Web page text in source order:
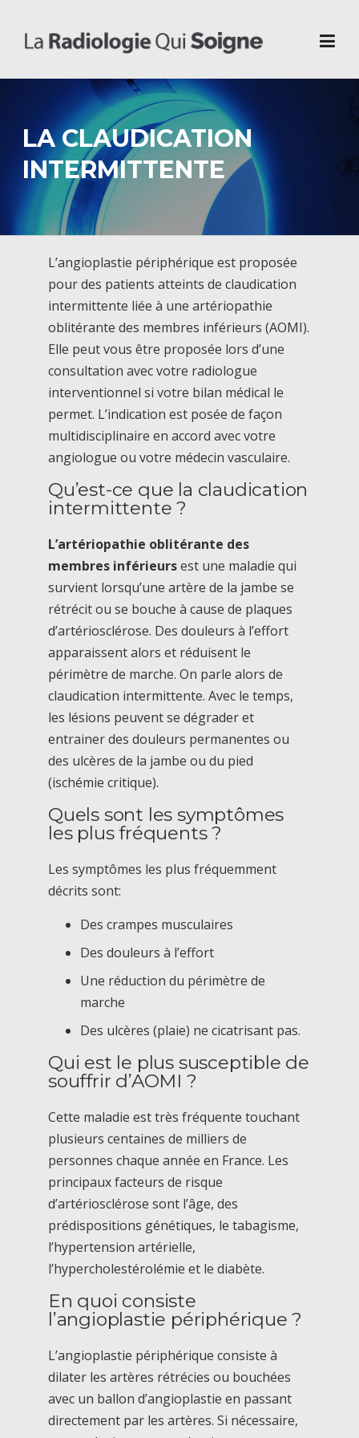
content
LA CLAUDICATION
INTERMITTENTE
L’angioplastie périphérique est proposée
pour des patients atteints de claudication
intermittente liée à une artériopathie
oblitérante des membres inférieurs (AOMI).
Elle peut vous être proposée lors d’une
consultation avec votre radiologue
interventionnel si votre bilan médical le
permet. L’indication est posée de façon
multidisciplinaire en accord avec votre
angiologue ou votre médecin vasculaire.
Qu’est-ce que la claudication
intermittente ?
L’artériopathie oblitérante des
membres inférieursest une maladie qui
survient lorsqu’une artère de la jambe se
rétrécit ou se bouche à cause de plaques
d’artériosclérose. Des douleurs à l’effort
apparaissent alors et réduisent le
périmètre de marche. On parle alors de
claudication intermittente. Avec le temps,
les lésions peuvent se dégrader et
entrainer des douleurs permanentes ou
des ulcères de la jambe ou du pied
(ischémie critique).
Quels sont les symptômes
les plus fréquents ?
Les symptômes les plus fréquemment
décrits sont:
Des crampes musculaires
Des douleurs à l’effort
Une réduction du périmètre de
marche
Des ulcères (plaie) ne cicatrisant pas.
Qui est le plus susceptible de
souffrir d’AOMI ?
Cette maladie est très fréquente touchant
plusieurs centaines de milliers de
personnes chaque année en France. Les
principaux facteurs de risque
d’artériosclérose sont l’âge, des
prédispositions génétiques, le tabagisme,
l’hypertension artérielle,
l’hypercholestérolémie et le diabète.
En quoi consiste
l’angioplastie périphérique ?
L’angioplastie périphérique consiste à
dilater les artères rétrécies ou bouchées
avec un ballon d’angioplastie en passant
directement par les artères. Si nécessaire,